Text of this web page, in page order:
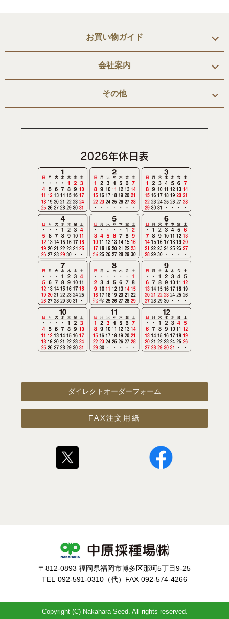
お買い物ガイド
会社案内
その他
ダイレクトオーダーフォーム
FAX注文用紙
〒812-0893 福岡県福岡市博多区那珂5丁目9-25
TEL 092-591-0310（代） FAX 092-574-4266
Copyright (C) Nakahara Seed. All rights reserved.